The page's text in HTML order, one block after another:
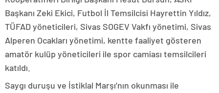
Başkanı Zeki Ekici, Futbol İl Temsilcisi Hayrettin Yıldız,
TÜFAD yöneticileri, Sivas SOGEV Vakfı yönetimi, Sivas
Alperen Ocakları yönetimi, kentte faaliyet gösteren
amatör kulüp yöneticileri ile spor camiası temsilcileri
katıldı.
Saygı duruşu ve İstiklal Marşı’nın okunması ile